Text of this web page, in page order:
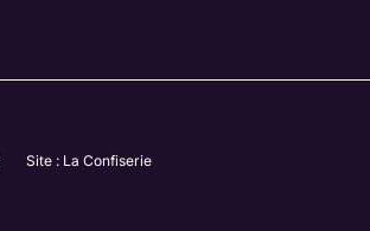
Site : La Confiserie(ouvre dans une nouvelle fenêtre)